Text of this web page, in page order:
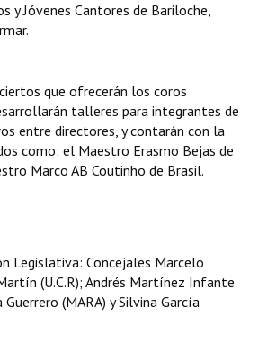
Registro
- Registro
- Registro
ORGÁNICA
y Jóvenes Cantores de Bariloche,
que ofrecerán los coros
talleres para integrantes de
entre directores, y contarán con la
como: el Maestro Erasmo Bejas de
Marco AB Coutinho de Brasil.
Legislativa: Concejales Marcelo
(U.C.R); Andrés Martínez Infante
(MARA) y Silvina García